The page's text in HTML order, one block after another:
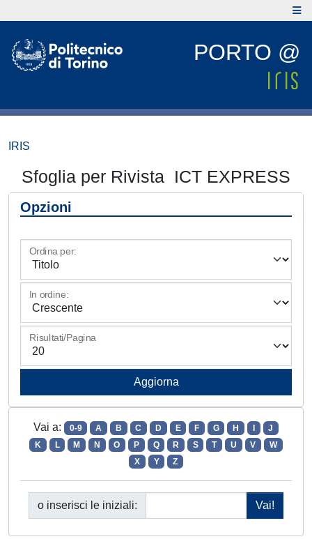
PORTO @
IRIS
Sfoglia per Rivista ICT EXPRESS
Opzioni
Ordina per:
In ordine:
Risultati/Pagina
Vai a: 0-9 A B C D E F G H
J
K
L M N O P Q R S T U V
W
X
Y Z
o inserisci le iniziali: